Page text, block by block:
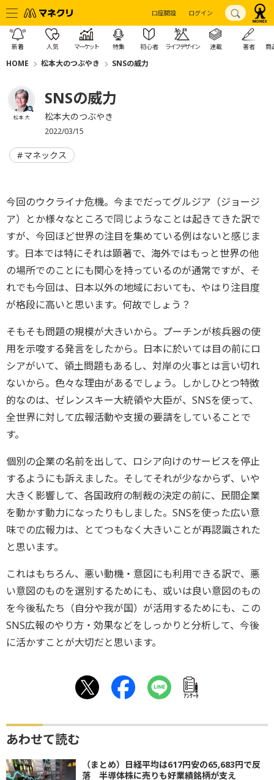
口座開設 ログイン
新着 人気 マーケット 特集 初心者 ライフデザイン 連載 著者 商
HOME 松本大のつぶやき SNSの威力
松本 大
SNSの威力
松本大のつぶやき
2022/03/15
マネックス
今回のウクライナ危機。今までだってグルジア（ジョージ
ア）とか様々なところで同じようなことは起きてきた訳で
すが、今回ほど世界の注目を集めている例はないと感じま
す。日本では特にそれは顕著で、海外ではもっと世界の他
の場所でのことにも関心を持っているのが通常ですが、そ
れでも今回は、日本以外の地域においても、やはり注目度
が格段に高いと思います。何故でしょう？
そもそも問題の規模が大きいから。プーチンが核兵器の使
用を示唆する発言をしたから。日本に於いては目の前にロ
シアがいて、領土問題もあるし、対岸の火事とは言い切れ
ないから。色々な理由があるでしょう。しかしひとつ特徴
的なのは、ゼレンスキー大統領や大臣が、SNSを使って、
全世界に対して広報活動や支援の要請をしていることで
す。
個別の企業の名前を出して、ロシア向けのサービスを停止
するようにも訴えました。そしてそれが少なからず、いや
大きく影響して、各国政府の制裁の決定の前に、民間企業
を動かす動力になったりもしました。SNSを使った広い意
味での広報力は、とてつもなく大きいことが再認識された
と思います。
これはもちろん、悪い動機・意図にも利用できる訳で、悪
い意図のものを選別するためにも、或いは良い意図のもの
を今後私たち（自分や我が国）が活用するためにも、この
SNS広報のやり方・効果などをしっかりと分析して、今後
に活かすことが大切だと思います。
ｱﾝｹｰﾄ
あわせて読む
（まとめ）日経平均は617円安の65,683円で反
落 半導体株に売りも好業績銘柄が支え